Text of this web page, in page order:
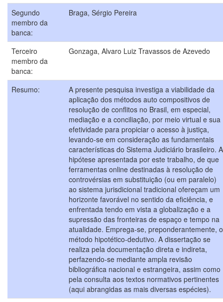
Segundo
membro da
banca:
Braga, Sérgio Pereira
Terceiro
membro da
banca:
Gonzaga, Alvaro Luiz Travassos de Azevedo
Resumo:
A presente pesquisa investiga a viabilidade da
aplicação dos métodos auto compositivos de
resolução de conflitos no Brasil, em especial,
mediação e a conciliação, por meio virtual e sua
efetividade para propiciar o acesso à justiça,
levando-se em consideração as fundamentais
características do Sistema Judiciário brasileiro. A
hipótese apresentada por este trabalho, de que
ferramentas online destinadas à resolução de
controvérsias em substituição (ou em paralelo)
ao sistema jurisdicional tradicional ofereçam um
horizonte favorável no sentido da eficiência, e
enfrentada tendo em vista a globalização e a
supressão das fronteiras de espaço e tempo na
atualidade. Emprega-se, preponderantemente, o
método hipotético-dedutivo. A dissertação se
realiza pela documentação direta e indireta,
perfazendo-se mediante ampla revisão
bibliográfica nacional e estrangeira, assim como
pela consulta aos textos normativos pertinentes
(aqui abrangidas as mais diversas espécies).